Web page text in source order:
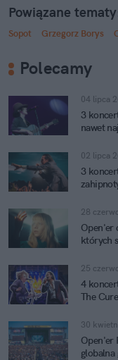
Powiązane
Sopot Grzegorz Borys
Polecamy
04 lipca
3
nawet
02 lipca
3
28
Open'er
których
25
4
The
30
Open'er
globalna